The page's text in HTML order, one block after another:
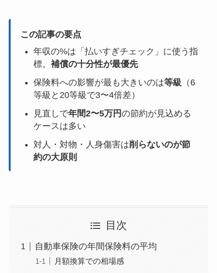
この記事の要点
年収の%は「払いすぎチェック」に使う指
標。 補償の十分性が最優先
保険料への影響が最も大きいのは等級 （6
等級と20等級で3〜4倍差）
見直しで年間2〜5万円の節約が見込める
ケースは多い
対人・対物・人身傷害は削らないのが節
約の大原則
目次
自動車保険の年間保険料の平均
月額換算での相場感